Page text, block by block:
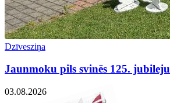
Dzīvesziņa
Jaunmoku pils svinēs 125. jubileju
03.08.2026